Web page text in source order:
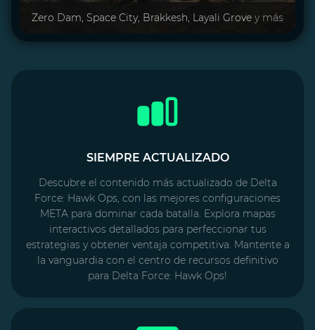
Zero Dam, Space City, Brakkesh, Layali Grove y más
SIEMPRE ACTUALIZADO
Descubre el contenido más actualizado de Delta
Force: Hawk Ops, con las mejores configuraciones
META para dominar cada batalla. Explora mapas
interactivos detallados para perfeccionar tus
estrategias y obtener ventaja competitiva. Mantente a
la vanguardia con el centro de recursos definitivo
para Delta Force: Hawk Ops!